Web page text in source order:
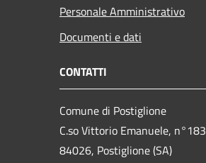
Personale Amministrativo
Documenti e dati
CONTATTI
Comune di Postiglione
C.so Vittorio Emanuele, n°183
84026, Postiglione (SA)